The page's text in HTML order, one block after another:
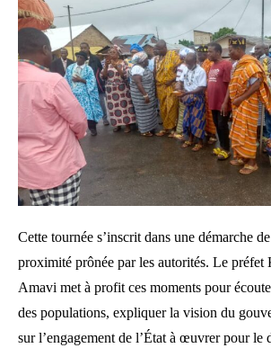
Cette tournée s’inscrit dans une démarche
proximité prônée par les autorités. Le préfet
Amavi met à profit ces moments pour
des populations, expliquer la vision du
sur l’engagement de l’État à œuvrer pour le